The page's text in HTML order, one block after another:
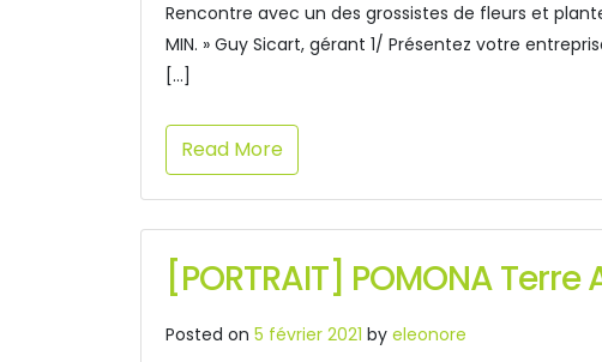
Rencontre avec un des grossistes de fleurs et
MIN. » Guy Sicart, gérant 1/ Présentez votre
[…]
Read More
[PORTRAIT] POMONA
Posted on 5 février 2021 by eleonore